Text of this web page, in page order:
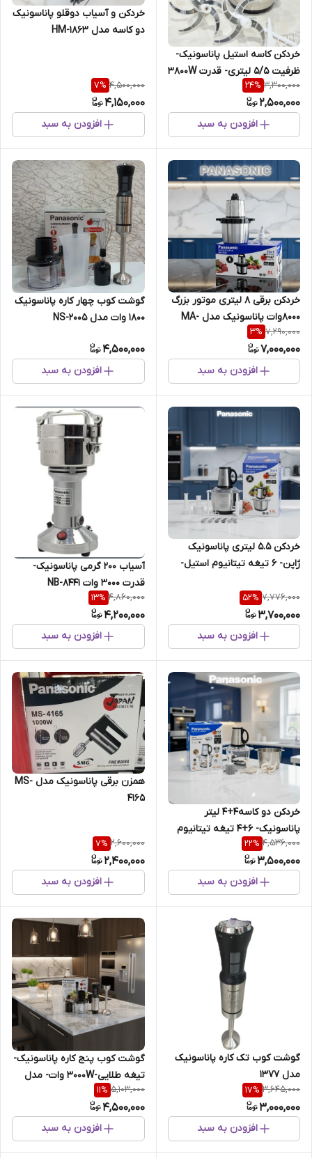
خردکن کاسه استیل پاناسونیک-
ظرفیت 5/5 لیتری- قدرت 3800W
- مدل 4162
3,300,000
24%
2,500,000
افزودن به سبد
خردکن و آسیاب دوقلو پاناسونیک
دو کاسه مدل HM-1863
4,500,000
7%
4,150,000
افزودن به سبد
خردکن برقی 8 لیتری موتور بزرگ
8000وات پاناسونیک مدل MA-
2024
7,290,000
3%
7,000,000
افزودن به سبد
گوشت کوب چهار کاره پاناسونیک
۱۸۰۰ وات مدل NS-2005
4,500,000
افزودن به سبد
خردکن 5.5 لیتری پاناسونیک
ژاپن- ۶ تیغه تیتانیوم استیل-
7,776,000
52%
3,700,000
افزودن به سبد
آسیاب ۲۰۰ گرمی پاناسونیک-
قدرت 3000 وات NB-8441
4,860,000
13%
4,200,000
افزودن به سبد
خردکن دو کاسه۴+۴ لیتر
پاناسونیک- ۶+۴ تیغه تیتانیوم
طلایی همراه کاردک و سیر پوست
کن و همزن- 3 کاره- 3800W وات
4,536,000
22%
3,500,000
افزودن به سبد
همزن برقی پاناسونیک مدل MS-
4165
2,600,000
7%
2,400,000
افزودن به سبد
گوشت کوب تک کاره پاناسونیک
مدل 1377
3,645,000
17%
3,000,000
افزودن به سبد
گوشت کوب پنج کاره پاناسونیک-
تیغه طلایی-3000W وات- مدل
NS-2005
5,103,000
11%
4,500,000
افزودن به سبد